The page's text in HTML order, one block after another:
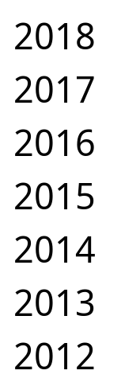
2018
2017
2016
2015
2014
2013
2012